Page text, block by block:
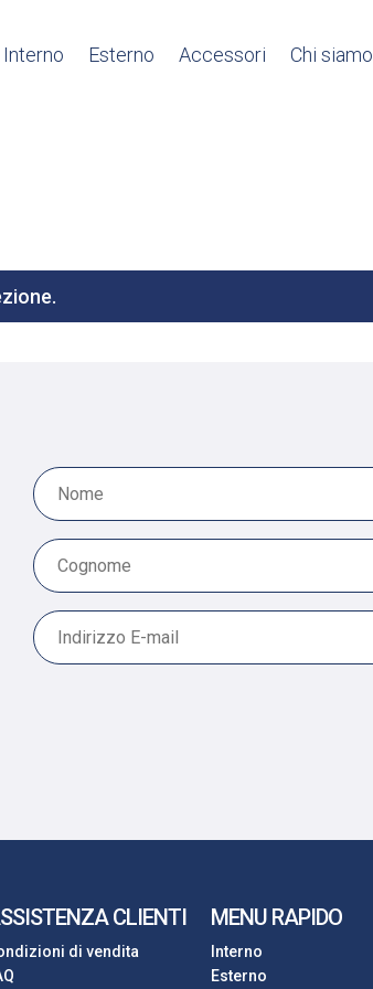
Interno Esterno Accessori Chi siamo
CLIENTI
di vendita
MENU RAPIDO
Interno
Esterno